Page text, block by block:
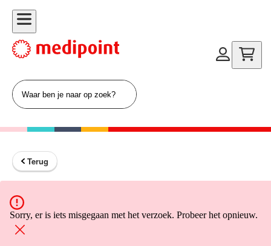
Terug
Sorry, er is iets misgegaan met het verzoek. Probeer het opnieuw.